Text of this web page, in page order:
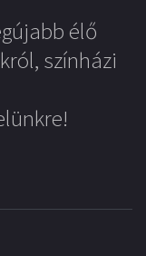
élő
színházi